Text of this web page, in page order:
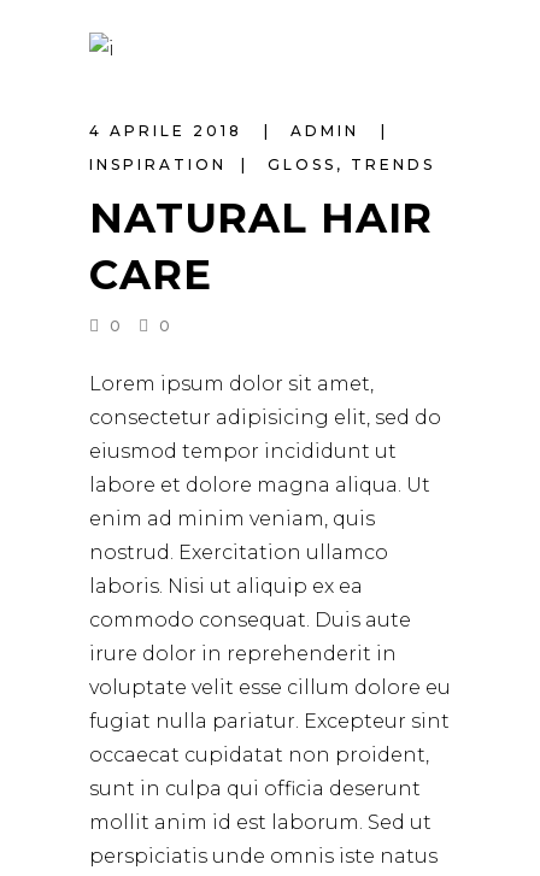
4 APRILE 2018
ADMIN
INSPIRATION
GLOSS , TRENDS
NATURAL HAIR
CARE
0 0
Lorem ipsum dolor sit amet,
consectetur adipisicing elit, sed do
eiusmod tempor incididunt ut
labore et dolore magna aliqua. Ut
enim ad minim veniam, quis
nostrud. Exercitation ullamco
laboris. Nisi ut aliquip ex ea
commodo consequat. Duis aute
irure dolor in reprehenderit in
voluptate velit esse cillum dolore eu
fugiat nulla pariatur. Excepteur sint
occaecat cupidatat non proident,
sunt in culpa qui officia deserunt
mollit anim id est laborum. Sed ut
perspiciatis unde omnis iste natus